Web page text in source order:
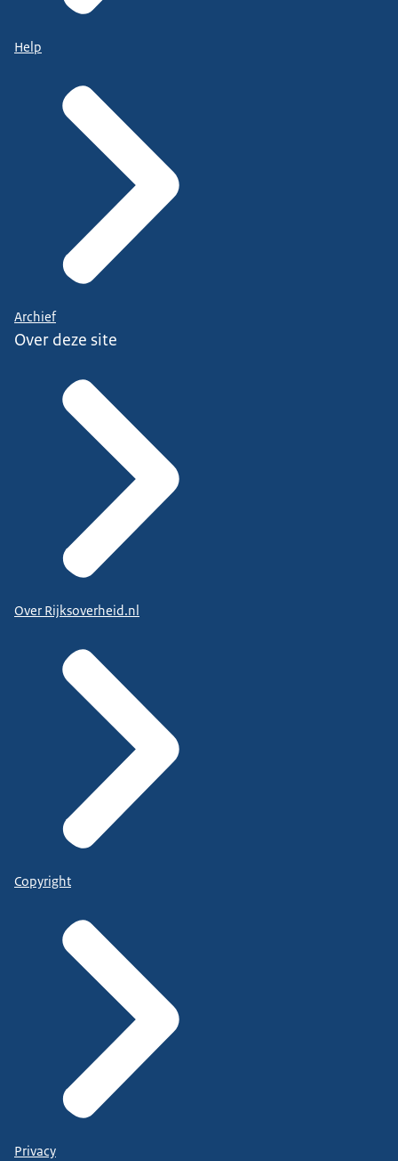
Help
Archief
Over deze site
Over Rijksoverheid.nl
Copyright
Privacy